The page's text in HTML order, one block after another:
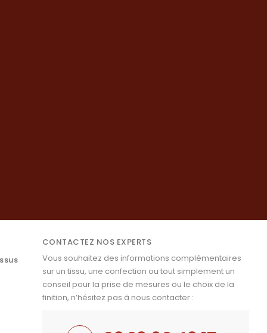
CONTACTEZ NOS EXPERTS
Vous souhaitez des informations complémentaires
sur un tissu, une confection ou tout simplement un
conseil pour la prise de mesures ou le choix de la
finition, n’hésitez pas à nous contacter :